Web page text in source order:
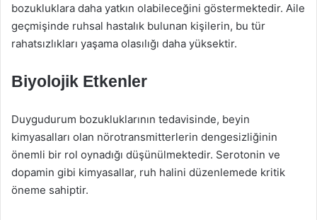
bozukluklara daha yatkın olabileceğini göstermektedir. Aile
geçmişinde ruhsal hastalık bulunan kişilerin, bu tür
rahatsızlıkları yaşama olasılığı daha yüksektir.
Biyolojik Etkenler
Duygudurum bozukluklarının tedavisinde, beyin
kimyasalları olan nörotransmitterlerin dengesizliğinin
önemli bir rol oynadığı düşünülmektedir. Serotonin ve
dopamin gibi kimyasallar, ruh halini düzenlemede kritik
öneme sahiptir.